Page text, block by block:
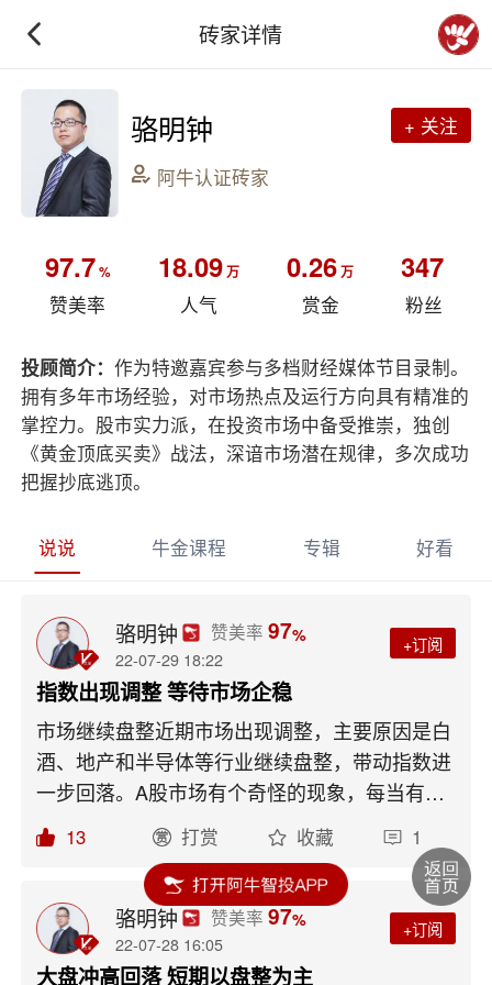
砖家详情
骆明钟
阿牛认证砖家
+ 关注
97.7%
赞美率
18.09万
人气
0.26万
赏金
347
粉丝
投顾简介：作为特邀嘉宾参与多档财经媒体节目录制。
拥有多年市场经验，对市场热点及运行方向具有精准的
掌控力。股市实力派，在投资市场中备受推崇，独创
《黄金顶底买卖》战法，深谙市场潜在规律，多次成功
把握抄底逃顶。
说说 牛金课程 专辑 好看
骆明钟 赞美率 97%
22-07-29 18:22
+订阅
指数出现调整 等待市场企稳
市场继续盘整近期市场出现调整，主要原因是白
酒、地产和半导体等行业继续盘整，带动指数进
一步回落。A股市场有个奇怪的现象，每当有大
型的会议，市场总是出现调整，并且是普跌的那
种。指数的调整空间其实不大，下方的支撑位是
在3200点附近，并且支撑位的买盘很强，若市
场出现大调整那么踏空资金入场的概率就很大
了。领涨板块来源：点掌财经半导体行业近期半
导体行业的波动很大，但是整个市场的资金还是
13 打赏 收藏 1
骆明钟 赞美率 97%
22-07-28 16:05
+订阅
大盘冲高回落 短期以盘整为主